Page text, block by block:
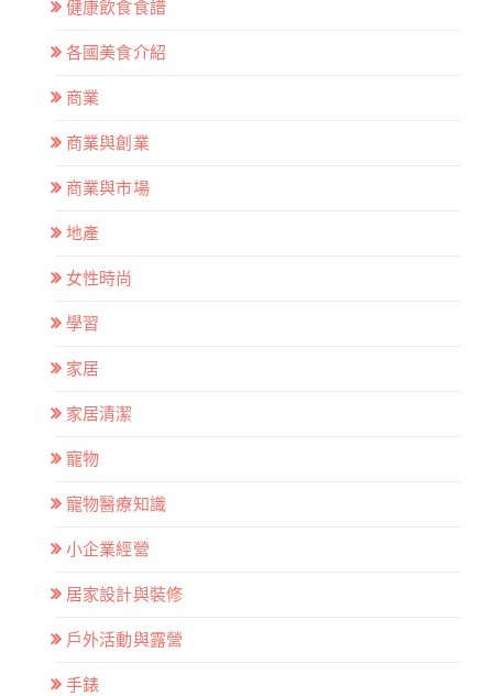
健康飲食食譜
各國美食介紹
商業
商業與創業
商業與市場
地產
女性時尚
學習
家居
家居清潔
寵物
寵物醫療知識
小企業經營
居家設計與裝修
戶外活動與露營
手錶